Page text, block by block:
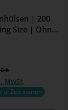
| 200
Size | Ohne
Preis:
€
MwSt.
u. Zeit sparen